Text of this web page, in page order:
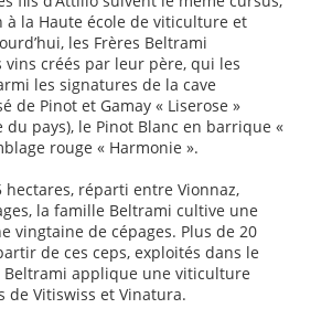
la Haute école de viticulture et
les Frères Beltrami
créés par leur père, qui les
les signatures de la cave
de Pinot et Gamay « Liserose »
du pays), le Pinot Blanc en barrique «
rouge « Harmonie ».
hectares, réparti entre Vionnaz,
la famille Beltrami cultive une
vingtaine de cépages. Plus de 20
de ces ceps, exploités dans le
Beltrami applique une viticulture
de Vitiswiss et Vinatura.